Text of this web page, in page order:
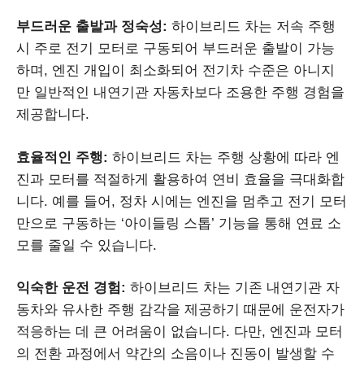
부드러운 출발과 정숙성: 하이브리드 차는 저속 주행
시 주로 전기 모터로 구동되어 부드러운 출발이 가능
하며, 엔진 개입이 최소화되어 전기차 수준은 아니지
만 일반적인 내연기관 자동차보다 조용한 주행 경험을
제공합니다.
효율적인 주행: 하이브리드 차는 주행 상황에 따라 엔
진과 모터를 적절하게 활용하여 연비 효율을 극대화합
니다. 예를 들어, 정차 시에는 엔진을 멈추고 전기 모터
만으로 구동하는 ‘아이들링 스톱’ 기능을 통해 연료 소
모를 줄일 수 있습니다.
익숙한 운전 경험: 하이브리드 차는 기존 내연기관 자
동차와 유사한 주행 감각을 제공하기 때문에 운전자가
적응하는 데 큰 어려움이 없습니다. 다만, 엔진과 모터
의 전환 과정에서 약간의 소음이나 진동이 발생할 수